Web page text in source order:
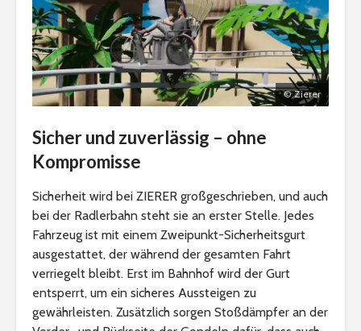
© Zierer
Sicher und zuverlässig – ohne
Kompromisse
Sicherheit wird bei ZIERER großgeschrieben, und auch
bei der Radlerbahn steht sie an erster Stelle. Jedes
Fahrzeug ist mit einem Zweipunkt-Sicherheitsgurt
ausgestattet, der während der gesamten Fahrt
verriegelt bleibt. Erst im Bahnhof wird der Gurt
entsperrt, um ein sicheres Aussteigen zu
gewährleisten. Zusätzlich sorgen Stoßdämpfer an der